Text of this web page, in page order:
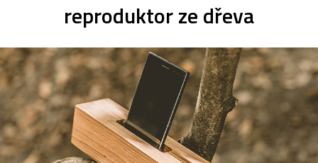
reproduktor ze dřeva